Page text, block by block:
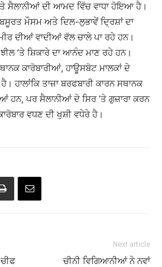
ਸੈਲਾਨੀਆਂ ਦੀ ਆਮਦ ਵਿੱਚ ਵਾਧਾ ਹੋਇਆ ਹੈ।
ਮੌਸਮ ਅਤੇ ਦਿਲ-ਲੁਭਾਵੇਂ ਦਿ੍ਰਸ਼ਾਂ ਦਾ
ਦੀਆਂ ਵਾਦੀਆਂ ਵੱਲ ਚਾਲੇ ਪਾ ਰਹੇ ਹਨ।
’ਤੇ ਸ਼ਿਕਾਰੇ ਦਾ ਆਨੰਦ ਮਾਣ ਰਹੇ ਹਨ।
ਕਾਰੋਬਾਰੀਆਂ, ਹਾਊਸਬੋਟ ਮਾਲਕਾਂ ਦੇ
ਤਾਜ਼ਾ ਬਰਫਬਾਰੀ ਕਾਰਨ ਸਥਾਨਕ
ਹਨ, ਪਰ ਸੈਲਾਨੀਆਂ ਦੇ ਸਿਰ ’ਤੇ ਗੁਜ਼ਾਰਾ ਕਰਨ
ਵਧਣ ਦੀ ਖੁਸ਼ੀ ਵਧੇਰੇ ਹੈ।
Next article
ਚੀਨੀ ਵਿਗਿਆਨੀਆਂ ਨੇ ਨਵਾਂ